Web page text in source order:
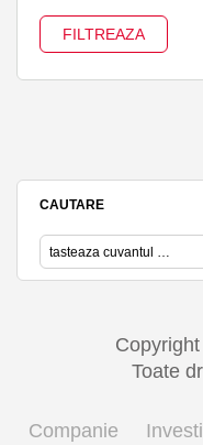
CAUTARE
Toate
Companie